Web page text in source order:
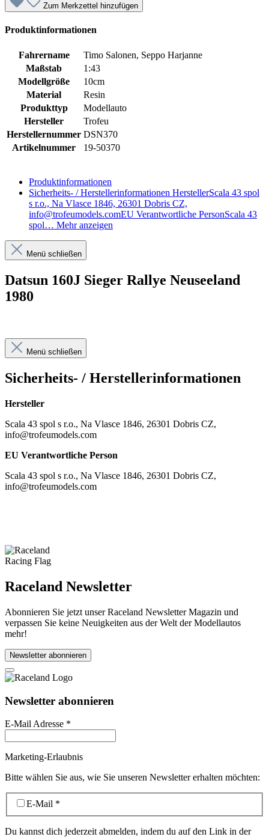
Zum Merkzettel hinzufügen
Produktinformationen
Fahrername
Timo Salonen, Seppo Harjanne
Maßstab
1:43
Modellgröße
10cm
Material
Resin
Produkttyp
Modellauto
Hersteller
Trofeu
Herstellernummer DSN370
Artikelnummer
19-50370
Produktinformationen
Sicherheits- / Herstellerinformationen HerstellerScala 43 spol
s r.o., Na Vlasce 1846, 26301 Dobris CZ,
info@trofeumodels.comEU Verantwortliche PersonScala 43
spol… Mehr anzeigen
Menü schließen
Datsun 160J Sieger Rallye Neuseeland
1980
Menü schließen
Sicherheits- / Herstellerinformationen
Hersteller
Scala 43 spol s r.o., Na Vlasce 1846, 26301 Dobris CZ,
info@trofeumodels.com
EU Verantwortliche Person
Scala 43 spol s r.o., Na Vlasce 1846, 26301 Dobris CZ,
info@trofeumodels.com
Raceland Newsletter
Abonnieren Sie jetzt unser Raceland Newsletter Magazin und
verpassen Sie keine Neuigkeiten aus der Welt der Modellautos
mehr!
Newsletter abonnieren
Newsletter abonnieren
E-Mail Adresse *
Marketing-Erlaubnis
Bitte wählen Sie aus, wie Sie unseren Newsletter erhalten möchten:
E-Mail *
Du kannst dich jederzeit abmelden, indem du auf den Link in der